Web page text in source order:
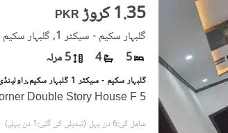
PKR 1.35 کروڑ
گلبہار سکیم - سیکٹر 1, گلبہار سکیم
5
4 5 مرلہ
5 Marla Corner Double Story House F
شامل کی:6 دن پہل (تبدیلی کی گئی:1 دن پہلے)